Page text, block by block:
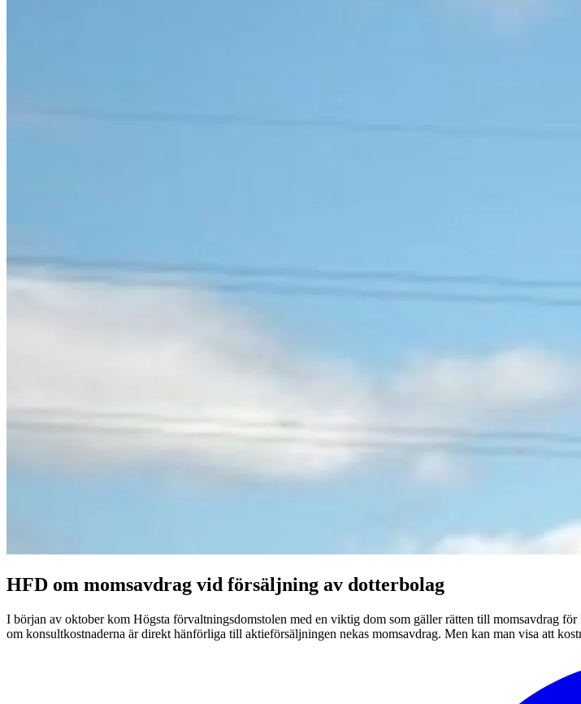
HFD om momsavdrag vid försäljning av dotterbolag
I början av oktober kom Högsta förvaltningsdomstolen med en viktig dom som gäller rätten till momsavdrag
om konsultkostnaderna är direkt hänförliga till aktieförsäljningen nekas momsavdrag. Men kan man visa att